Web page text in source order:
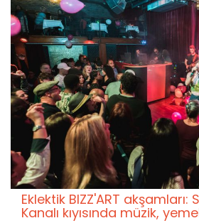
Eklektik BIZZ'ART
Kanalı kıyısında müzik,